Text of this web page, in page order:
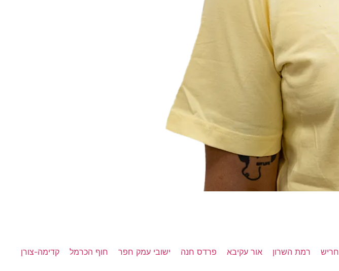
חריש רמת השרון אור עקיבא פרדס חנה ישובי עמק חפר חוף הכרמל קדימה-צורן